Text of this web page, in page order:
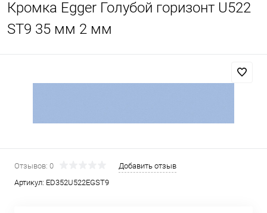
Кромка Egger Голубой горизонт U522
ST9 35 мм 2 мм
Отзывов: 0
Добавить отзыв
Артикул: ED352U522EGST9